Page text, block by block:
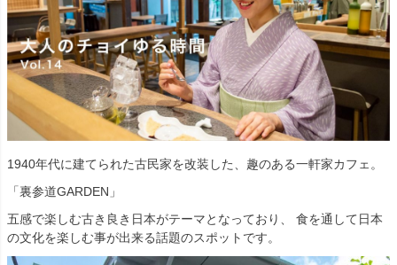
1940年代に建てられた古民家を改装した、趣のある一軒家カフェ。
「裏参道GARDEN」
五感で楽しむ古き良き日本がテーマとなっており、 食を通して日本
の文化を楽しむ事が出来る話題のスポットです。